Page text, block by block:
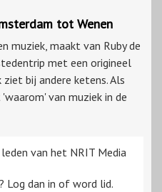
tot Wenen
muziek, maakt van Ruby de
met een origineel
bij andere ketens. Als
van muziek in de
van het NRIT Media
Log dan in of word lid.